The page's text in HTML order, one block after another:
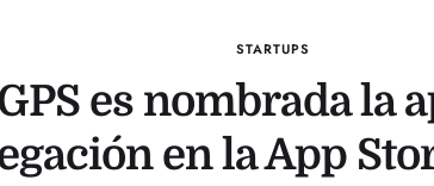
STARTUPS
es nombrada la
en la App